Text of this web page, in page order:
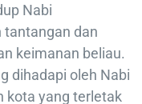
Nabi
tantangan dan
keimanan beliau.
dihadapi oleh Nabi
kota yang terletak